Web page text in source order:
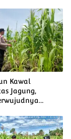
Kawal
Jagung,